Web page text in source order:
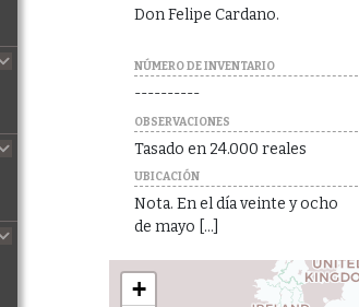
Don Felipe Cardano.
NÚMERO DE INVENTARIO
----------
OBSERVACIONES
Tasado en 24.000 reales
UBICACIÓN
Nota. En el día veinte y ocho
de mayo […]
+